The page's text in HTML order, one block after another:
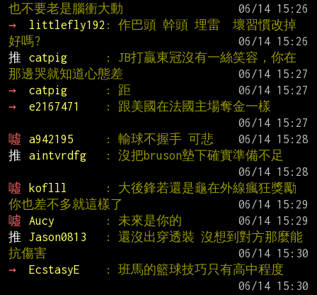
也不要老是腦衝大動
→
littlefly192 : 作巴頭 幹頭 埋雷  壞習慣改掉
好嗎?
推
catpig
: JB打贏東冠沒有一絲笑容，你在
那邊哭就知道心態差
→
catpig : 距
→
e2167471
: 跟美國在法國主場奪金一樣
噓
a942195 : 輸球不握手 可悲
推
aintvrdfg
: 沒把bruson墊下確實準備不足
噓
koflll
: 大後鋒若還是龜在外線瘋狂獎勵
你也差不多就這樣了
噓
Aucy : 未來是你的
推
Jason0813
: 還沒出穿透裝 沒想到對方那麼能
抗傷害
→
EcstasyE
: 班馬的籃球技巧只有高中程度